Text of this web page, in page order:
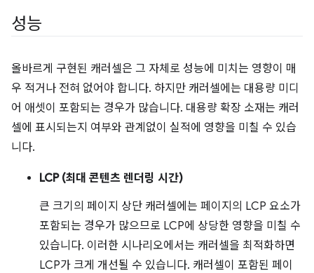
성능
올바르게 구현된 캐러셀은 그 자체로 성능에 미치는 영향이 매
우 적거나 전혀 없어야 합니다. 하지만 캐러셀에는 대용량 미디
어 애셋이 포함되는 경우가 많습니다. 대용량 확장 소재는 캐러
셀에 표시되는지 여부와 관계없이 실적에 영향을 미칠 수 있습
니다.
LCP (최대 콘텐츠 렌더링 시간)
큰 크기의 페이지 상단 캐러셀에는 페이지의 LCP 요소가
포함되는 경우가 많으므로 LCP에 상당한 영향을 미칠 수
있습니다. 이러한 시나리오에서는 캐러셀을 최적화하면
LCP가 크게 개선될 수 있습니다. 캐러셀이 포함된 페이